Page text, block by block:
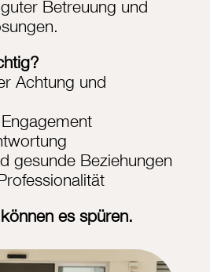
Betreuung und
Achtung und
gesunde Beziehungen
es spüren.